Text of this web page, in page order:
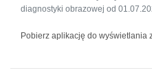
diagnostyki obrazowej od
Pobierz aplikację do wyświetlania